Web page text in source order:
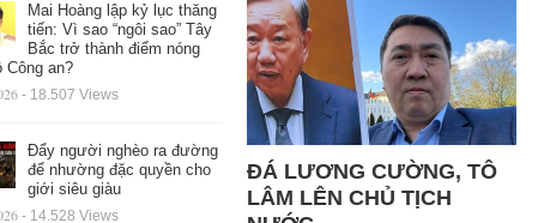
Mai Hoàng lập kỷ lục thăng
tiến: Vì sao “ngôi sao” Tây
Bắc trở thành điểm nóng
Công an?
- 18.507 Views
Đẩy người nghèo ra đường
để nhường đặc quyền cho
giới siêu giàu
- 14.528 Views
ĐÁ LƯƠNG CƯỜNG, TÔ
LÂM LÊN CHỦ TỊCH